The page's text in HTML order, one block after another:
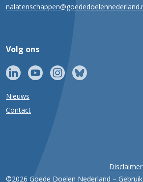
Volg ons
Nieuws
Contact
Disclaimer
©2026 Goede Doelen Nederland –